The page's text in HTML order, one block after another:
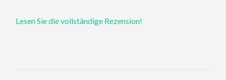
Lesen Sie die vollständige Rezension!